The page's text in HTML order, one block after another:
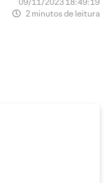
2 minutos de leitura